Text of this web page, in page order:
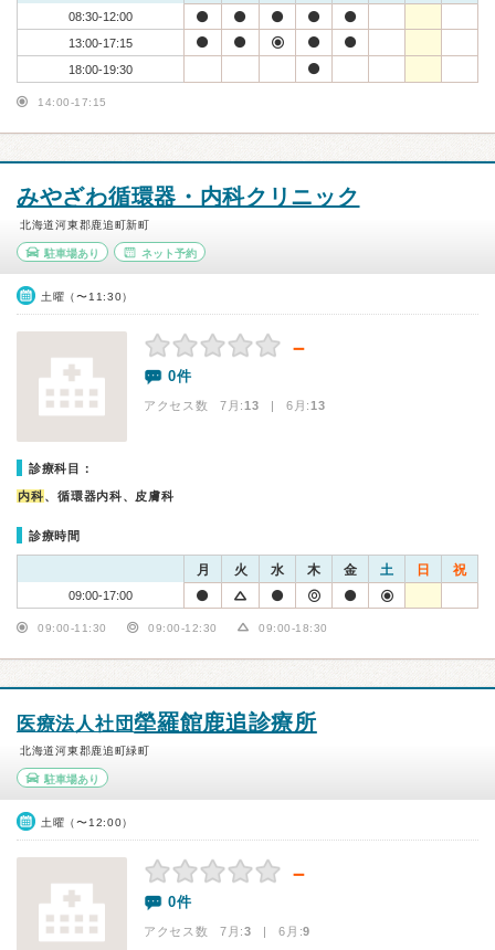
08:30-12:00
13:00-17:15
18:00-19:30
14:00-17:15
みやざわ循環器・内科クリニック
北海道河東郡鹿追町新町
駐車場あり ネット予約
土曜（〜11:30）
－
0件
アクセス数 7月:13 | 6月:13
診療科目：
内科、循環器内科、皮膚科
診療時間
月 火 水 木 金 土 日 祝
09:00-17:00
09:00-11:30 09:00-12:30 09:00-18:30
医療法人社団犖羅館鹿追診療所
北海道河東郡鹿追町緑町
駐車場あり
土曜（〜12:00）
－
0件
アクセス数 7月:3 | 6月:9